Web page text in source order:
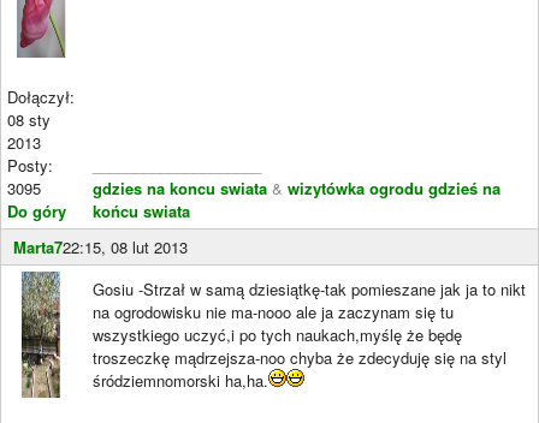
Dołączył:
08 sty
2013
Posty:
3095
Do góry
gdzies na koncu swiata & wizytówka ogrodu gdzieś na
końcu swiata
Marta722:15, 08 lut 2013
Gosiu -Strzał w samą dziesiątkę-tak pomieszane jak ja to nikt
na ogrodowisku nie ma-nooo ale ja zaczynam się tu
wszystkiego uczyć,i po tych naukach,myślę że będę
troszeczkę mądrzejsza-noo chyba że zdecyduję się na styl
śródziemnomorski ha,ha.